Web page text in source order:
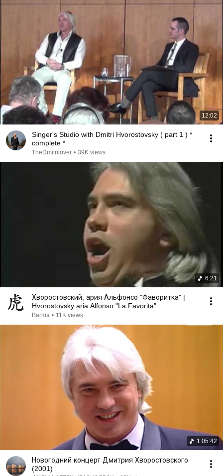
12:02
Singer's Studio with Dmitri Hvorostovsky ( part 1 ) *
complete *
TheDmitrilover • 39K views
6:21
Хворостовский, ария Альфонсо "Фаворитка" |
Hvorostovsky aria Alfonso "La Favorita"
Barma • 11K views
1:05:42
Новогодний концерт Дмитрия Хворостовского
(2001)